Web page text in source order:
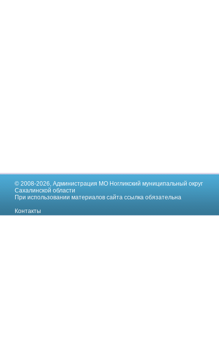
© 2008-2026,Администрация МО Ногликский муниципальный округ
Сахалинской области
При использовании материалов сайта ссылка обязательна
Контакты